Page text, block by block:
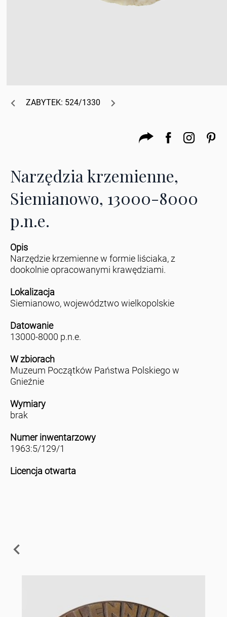
ZABYTEK: 524/1330
Narzędzia krzemienne,
Siemianowo, 13000-8000
p.n.e.
Opis
Narzędzie krzemienne w formie liściaka, z
dookolnie opracowanymi krawędziami.
Lokalizacja
Siemianowo, województwo wielkopolskie
Datowanie
13000-8000 p.n.e.
W zbiorach
Muzeum Początków Państwa Polskiego w
Gnieźnie
Wymiary
brak
Numer inwentarzowy
1963:5/129/1
Licencja otwarta